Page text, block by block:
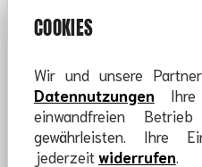
COOKIES
Wir und unsere
Datennutzungen Ihre
einwandfreien
gewährleisten. Ihre
jederzeitwiderrufen